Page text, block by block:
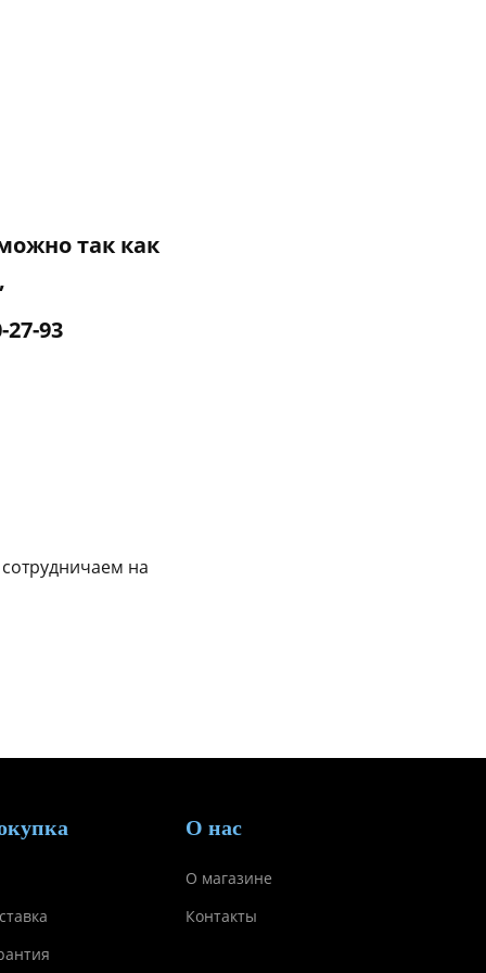
так как
27-93
на
О нас
О магазине
Контакты